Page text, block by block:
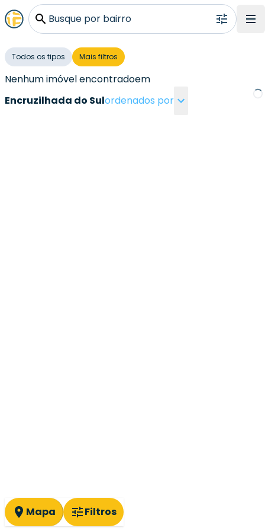
Busque por bairro
Todos os tipos Mais filtros
Mapa Filtros
Nenhum imóvel encontradoem
Encruzilhada do Sulordenados por